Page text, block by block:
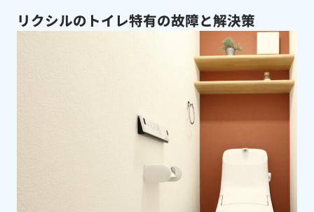
リクシルのトイレ特有の故障と解決策